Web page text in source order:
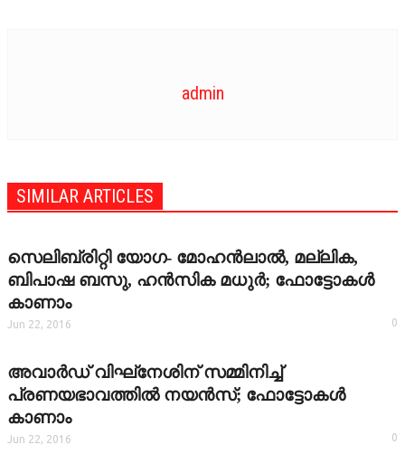
admin
SIMILAR ARTICLES
സെലിബ്രിറ്റി യോഗ- മോഹന്‍ലാല്‍, മല്ലിക,
ബിപാഷ ബസു, ഹന്‍സിക മധുര്‍; ഫോട്ടോകള്‍
കാണാം
Jun 22, 2016 0
അവാര്‍ഡ് വിഘ്‌നേശിന് സമ്മിനിച്ച്
പ്രണയഭാവത്തില്‍ നയന്‍സ്; ഫോട്ടോകള്‍
കാണാം
Jun 22, 2016 0